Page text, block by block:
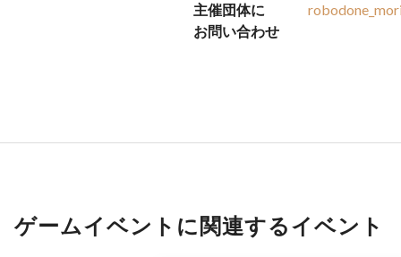
主催団体に
お問い合わせ
ゲームイベントに関連するイベント